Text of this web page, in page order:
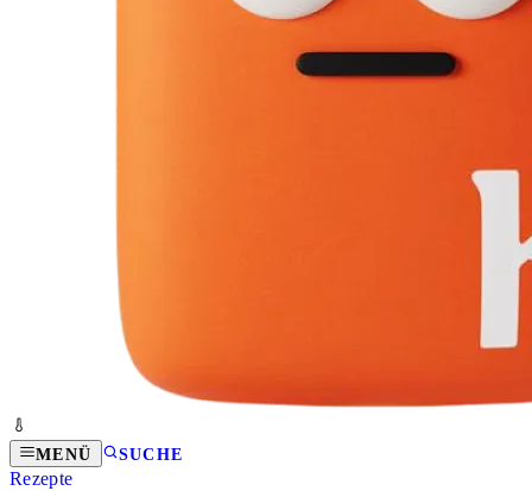
MENÜ SUCHE
Rezepte